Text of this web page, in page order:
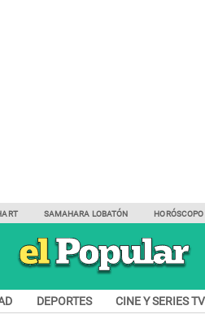
SAMAHARA LOBATÓN HORÓSCOPO
DEPORTES CINE Y SERIES TV